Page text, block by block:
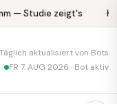
— Studie zeigt's
Täglich aktualisiert von Bots
FR 7. AUG 2026 · Bot aktiv